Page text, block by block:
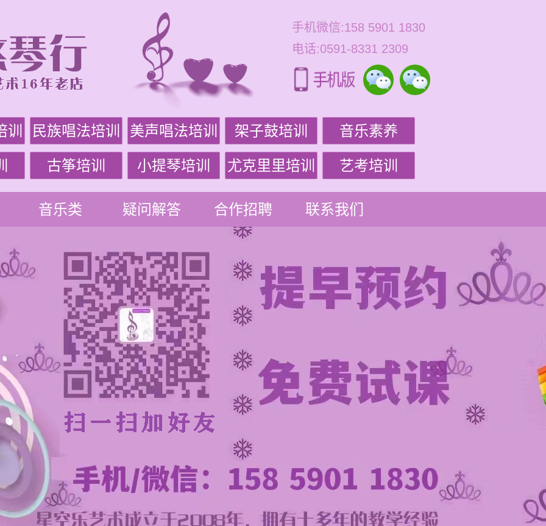
手机微信:158 5901 1830
电话:0591-8331 2309
民族唱法培训 美声唱法培训 架子鼓培训 音乐素养
古筝培训 小提琴培训 尤克里里培训 艺考培训
音乐类 疑问解答 合作招聘 联系我们